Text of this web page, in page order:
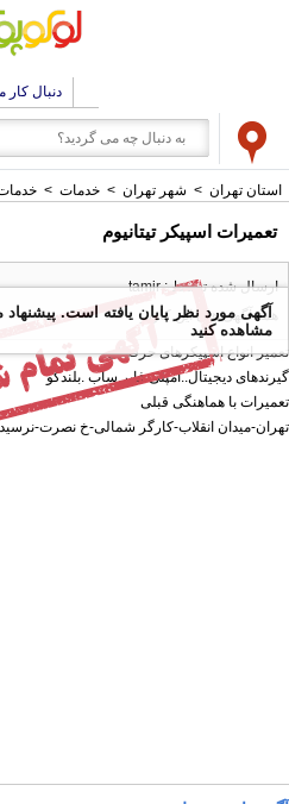
دنبال کار
استان تهران > شهر تهران > خدمات >
تعمیرات اسپیکر تیتانیوم
ارسال شده توسط : tamir
همه آگهی های این کاربر
تعمیر انواع اسپیکرهای حرفه ای
گیرندهای دیجیتال..امپلی فایر.ساب .بلندگو
‌‌تعمیرات با هماهنگی قبلی
تهران-میدان انقلاب-کارگر شمالی-خ نصرت-
آگهی مورد نظر پایان یافته است. پیشنهاد
مشاهده کنید